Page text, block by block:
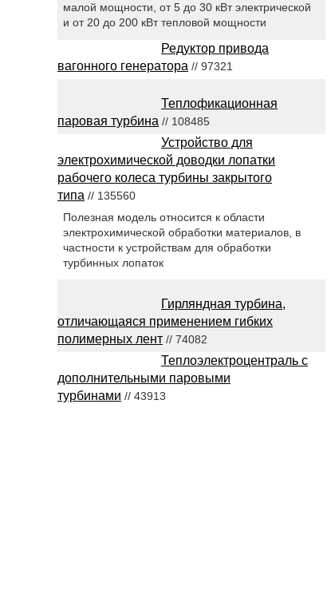
малой мощности, от 5 до 30 кВт электрической
и от 20 до 200 кВт тепловой мощности
Редуктор привода
вагонного генератора // 97321
Теплофикационная
паровая турбина // 108485
Устройство для
электрохимической доводки лопатки
рабочего колеса турбины закрытого
типа // 135560
Полезная модель относится к области
электрохимической обработки материалов, в
частности к устройствам для обработки
турбинных лопаток
Гирляндная турбина,
отличающаяся применением гибких
полимерных лент // 74082
Теплоэлектроцентраль с
дополнительными паровыми
турбинами // 43913